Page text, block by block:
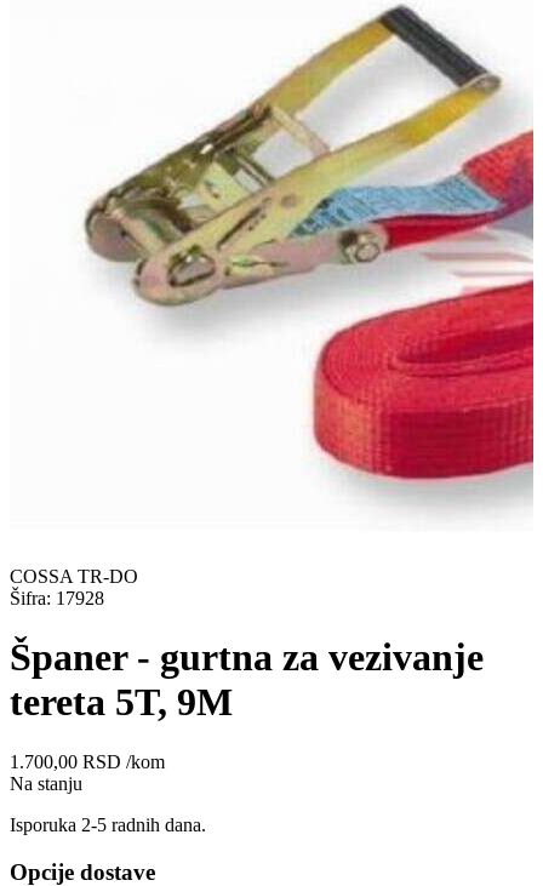
COSSA TR-DO
Šifra: 17928
Španer - gurtna za vezivanje
tereta 5T, 9M
1.700,00 RSD /kom
Na stanju
Isporuka 2-5 radnih dana.
Opcije dostave